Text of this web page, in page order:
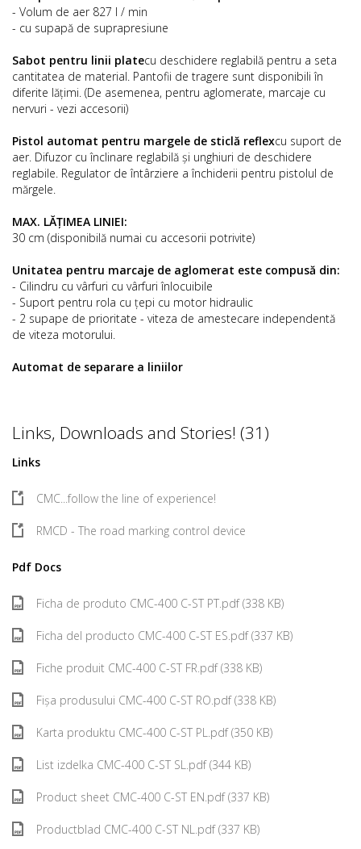
- Volum de aer 827 l / min
- cu supapă de suprapresiune
Sabot pentru linii platecu deschidere reglabilă pentru a seta
cantitatea de material. Pantofii de tragere sunt disponibili în
diferite lățimi. (De asemenea, pentru aglomerate, marcaje cu
nervuri - vezi accesorii)
Pistol automat pentru margele de sticlă reflexcu suport de
aer. Difuzor cu înclinare reglabilă și unghiuri de deschidere
reglabile. Regulator de întârziere a închiderii pentru pistolul de
mărgele.
MAX. LĂȚIMEA LINIEI:
30 cm (disponibilă numai cu accesorii potrivite)
Unitatea pentru marcaje de aglomerat este compusă din:
- Cilindru cu vârfuri cu vârfuri înlocuibile
- Suport pentru rola cu țepi cu motor hidraulic
- 2 supape de prioritate - viteza de amestecare independentă
de viteza motorului.
Automat de separare a liniilor
Links, Downloads and Stories! (31)
Links
CMC...follow the line of experience!
RMCD - The road marking control device
Pdf Docs
Ficha de produto CMC-400 C-ST PT.pdf (338 KB)
Ficha del producto CMC-400 C-ST ES.pdf (337 KB)
Fiche produit CMC-400 C-ST FR.pdf (338 KB)
Fișa produsului CMC-400 C-ST RO.pdf (338 KB)
Karta produktu CMC-400 C-ST PL.pdf (350 KB)
List izdelka CMC-400 C-ST SL.pdf (344 KB)
Product sheet CMC-400 C-ST EN.pdf (337 KB)
Productblad CMC-400 C-ST NL.pdf (337 KB)